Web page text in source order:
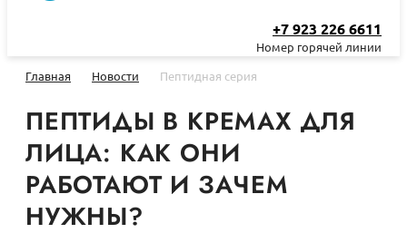
+7 923 226 6611
Номер горячей линии
Главная
Новости Пептидная серия
ПЕПТИДЫ В КРЕМАХ ДЛЯ
ЛИЦА: КАК ОНИ
РАБОТАЮТ И ЗАЧЕМ
НУЖНЫ?